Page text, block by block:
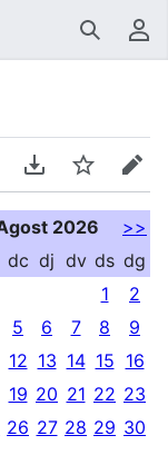
Buscar
Descarregar en
Vigilar
2026
>>
dc dj dv ds dg
1
2
5 6 7 8
9
12 13 14 15 16
19 20 21 22 23
26 27 28 29 30